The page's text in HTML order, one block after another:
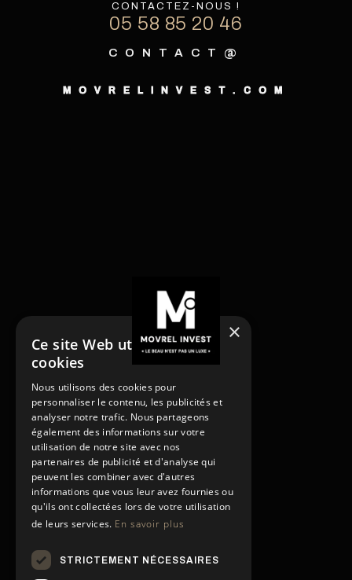
CONTACTEZ-NOUS !
05 58 85 20 46
CONTACT@
MOVRELINVEST.COM
Acheter
Acheter
Vendre
Vendre
Louer
Louer
Rénover
Rénover
Gestion locative
Gestion locative
PAGES
Contact
Contact
Conditions générales
Politique de confidentialité
Mentions légales
×
Ce site Web utilise des
cookies
Nous utilisons des cookies pour
personnaliser le contenu, les publicités et
analyser notre trafic. Nous partageons
également des informations sur votre
utilisation de notre site avec nos
partenaires de publicité et d'analyse qui
peuvent les combiner avec d'autres
informations que vous leur avez fournies ou
qu'ils ont collectées lors de votre utilisation
de leurs services. En savoir plus
STRICTEMENT NÉCESSAIRES